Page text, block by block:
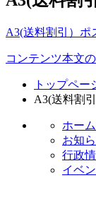
A3(送料割引）ポ
コンテンツ本文
トップペー
A3(送料割
ホーム
お知
行政
イベ